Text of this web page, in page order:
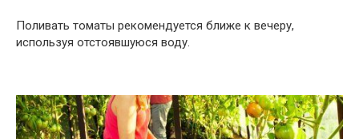
Поливать томаты рекомендуется ближе к вечеру,
используя отстоявшуюся воду.